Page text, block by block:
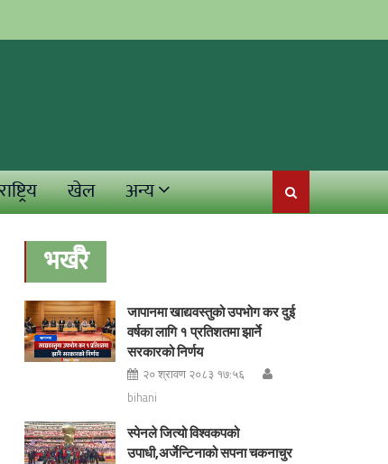
खेल अन्य
भर्खरै
जापानमा खाद्यवस्तुको उपभोग कर दुई
वर्षका लागि १ प्रतिशतमा झार्ने
सरकारको निर्णय
२० श्रावण २०८३ १७:५६
bihani
स्पेनले जित्यो विश्वकपको
उपाधी,अर्जेन्टिनाको सपना चकनाचुर